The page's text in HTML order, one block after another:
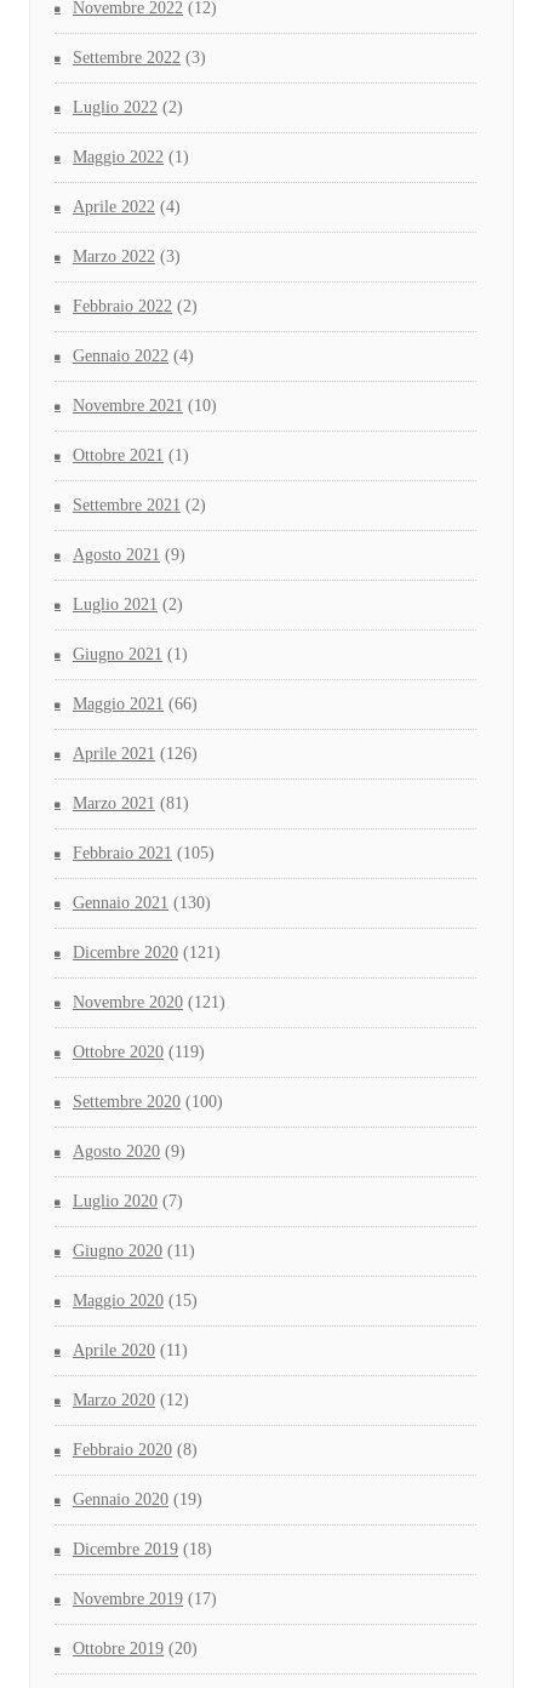
Novembre 2022 (12)
Settembre 2022 (3)
Luglio 2022 (2)
Maggio 2022 (1)
Aprile 2022 (4)
Marzo 2022 (3)
Febbraio 2022 (2)
Gennaio 2022 (4)
Novembre 2021 (10)
Ottobre 2021 (1)
Settembre 2021 (2)
Agosto 2021 (9)
Luglio 2021 (2)
Giugno 2021 (1)
Maggio 2021 (66)
Aprile 2021 (126)
Marzo 2021 (81)
Febbraio 2021 (105)
Gennaio 2021 (130)
Dicembre 2020 (121)
Novembre 2020 (121)
Ottobre 2020 (119)
Settembre 2020 (100)
Agosto 2020 (9)
Luglio 2020 (7)
Giugno 2020 (11)
Maggio 2020 (15)
Aprile 2020 (11)
Marzo 2020 (12)
Febbraio 2020 (8)
Gennaio 2020 (19)
Dicembre 2019 (18)
Novembre 2019 (17)
Ottobre 2019 (20)